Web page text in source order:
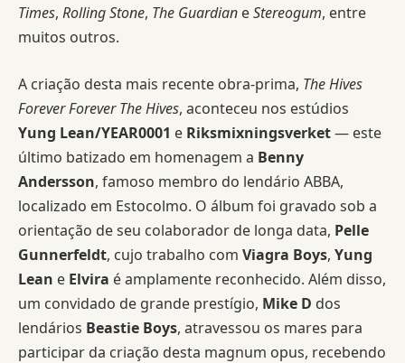
Times, Rolling Stone, The Guardian eStereogum, entre
muitos outros.
A criação desta mais recente obra-prima, The Hives
Forever Forever The Hives, aconteceu nos estúdios
Yung Lean/YEAR0001 e Riksmixningsverket— este
último batizado em homenagem a Benny
Andersson, famoso membro do lendário ABBA,
localizado em Estocolmo. O álbum foi gravado sob a
orientação de seu colaborador de longa data, Pelle
Gunnerfeldt, cujo trabalho com Viagra Boys, Yung
Lean e Elvira é amplamente reconhecido. Além disso,
um convidado de grande prestígio, Mike D dos
lendários Beastie Boys, atravessou os mares para
participar da criação desta magnum opus, recebendo